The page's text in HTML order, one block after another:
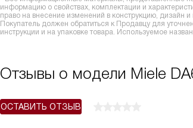
информацию о свойствах, комплектации и
право на внесение изменений в конструкцию,
Покупатель должен обратиться к Продавцу для
инструкции и на упаковке товара. Используемое
Отзывы о модели Miele
ОСТАВИТЬ ОТЗЫВ